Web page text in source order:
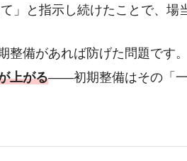
て」と指示し続けたことで、
整備があれば防げた問題です。
上がる——初期整備はその「一